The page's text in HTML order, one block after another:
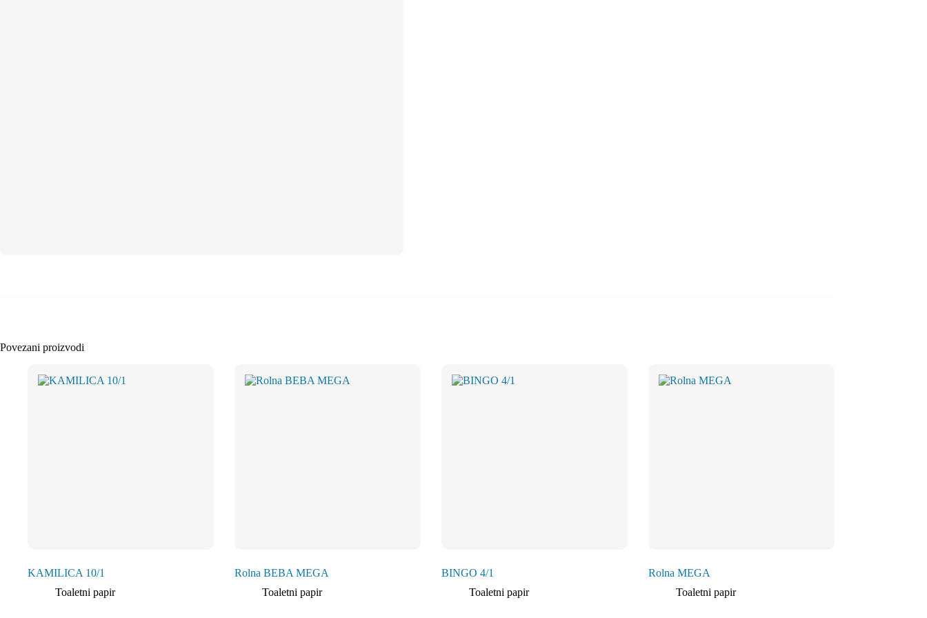
Povezani proizvodi
KAMILICA 10/1
Toaletni papir
Rolna BEBA MEGA
Toaletni papir
BINGO 4/1
Toaletni papir
Rolna MEGA
Toaletni papir